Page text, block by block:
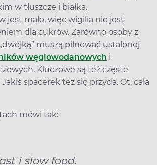
w tłuszcze i białka.
jest mało, więc wigilia nie jest
dla cukrów. Zarówno osoby z
muszą pilnować ustalonej
węglowodanowych i
Kluczowe są też częste
spacerek też się przyda. Ot, cała
mówi tak:
i slow food.